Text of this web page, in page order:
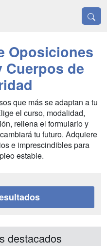
Oposiciones
Cuerpos de
que más se adaptan a tu
el curso, modalidad,
rellena el formulario y
tu futuro. Adquiere
e imprescindibles para
estable.
destacados